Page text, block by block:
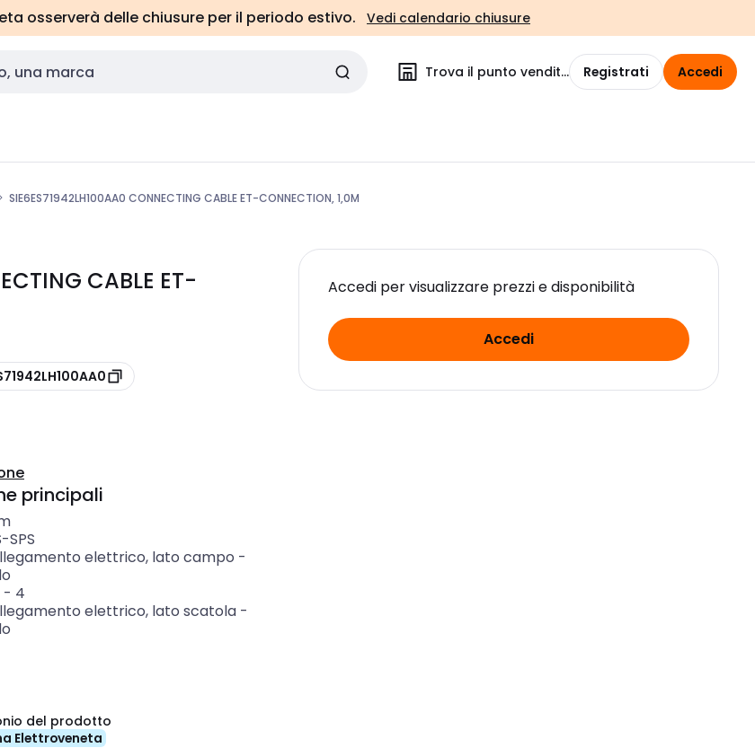
osserverà delle chiusure per il periodo estivo. Vedi calendario chiusure
Trova il punto vendita Registrati Accedi
SIE6ES71942LH100AA0 CONNECTING CABLE ET-CONNECTION, 1,0M
CABLE ET-
Accedi per visualizzare prezzi e disponibilità
Accedi
principali
SPS
elettrico, lato campo -
- 4
elettrico, lato scatola-
del prodotto
Elettroveneta